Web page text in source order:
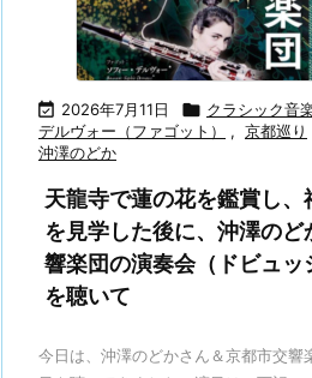
 2026年7月11日  クラシック音
デルヴォー（ファゴット）
, 京都巡り
沖澤のどか
天龍寺で蓮の花を鑑賞し、
を見学した後に、沖澤の
響楽団の演奏会（ドビュ
を聴いて
今日は、沖澤のどかさん＆京都市交響